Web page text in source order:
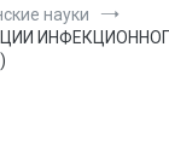
науки